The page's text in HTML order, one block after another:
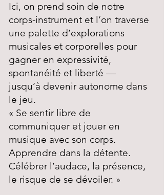
Ici, on prend soin de notre
corps-instrument et l’on traverse
une palette d’explorations
musicales et corporelles pour
gagner en expressivité,
spontanéité et liberté —
jusqu’à devenir autonome dans
le jeu.
« Se sentir libre de
communiquer et jouer en
musique avec son corps.
Apprendre dans la détente.
Célébrer l’audace, la présence,
le risque de se dévoiler. »